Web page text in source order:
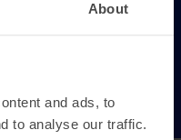
About
and ads, to
to analyse our traffic.
passare alla